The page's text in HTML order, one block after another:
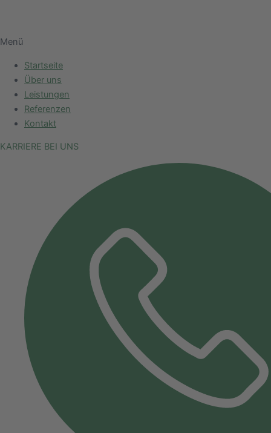
Menü
Startseite
Über uns
Leistungen
Referenzen
Kontakt
KARRIERE BEI UNS